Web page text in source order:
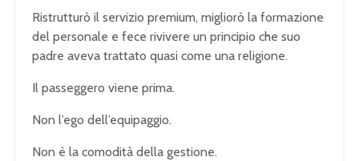
Ristrutturò il servizio premium, migliorò la formazione
del personale e fece rivivere un principio che suo
padre aveva trattato quasi come una religione.
Il passeggero viene prima.
Non l’ego dell’equipaggio.
Non è la comodità della gestione.